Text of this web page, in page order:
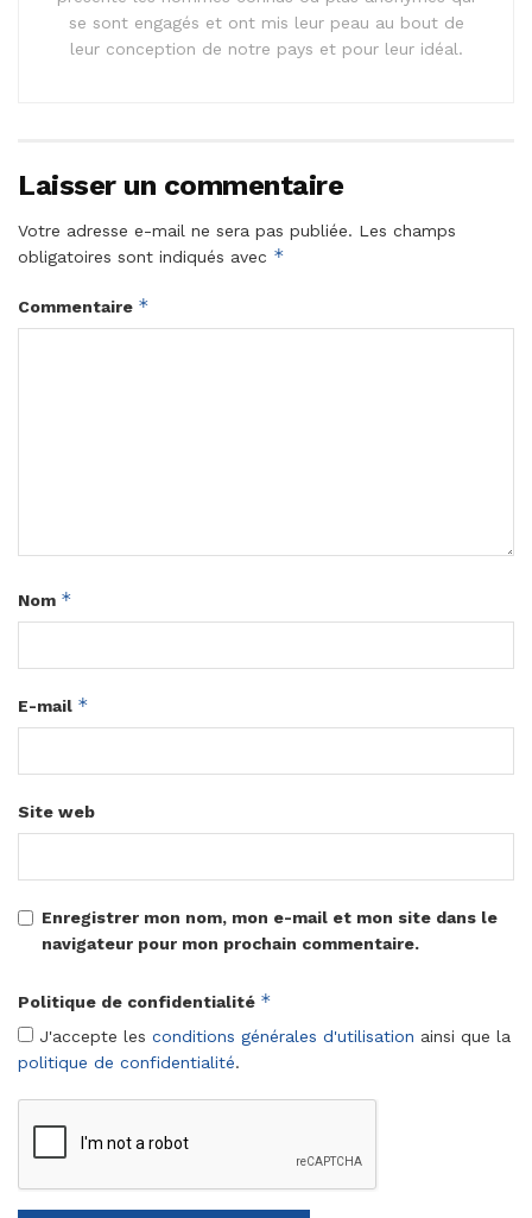
se sont engagés et ont mis leur peau au bout de
leur conception de notre pays et pour leur idéal.
Laisser un commentaire
Votre adresse e-mail ne sera pas publiée. Les champs
obligatoires sont indiqués avec *
Commentaire *
Nom *
E-mail *
Site web
Enregistrer mon nom, mon e-mail et mon site dans le
navigateur pour mon prochain commentaire.
Politique de confidentialité *
J'accepte les conditions générales d'utilisation ainsi que la
politique de confidentialité.